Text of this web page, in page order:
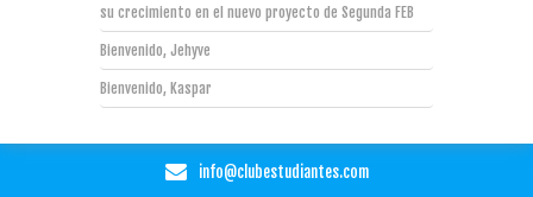
su crecimiento en el nuevo proyecto de Segunda FEB
Bienvenido, Jehyve
Bienvenido, Kaspar
info@clubestudiantes.com